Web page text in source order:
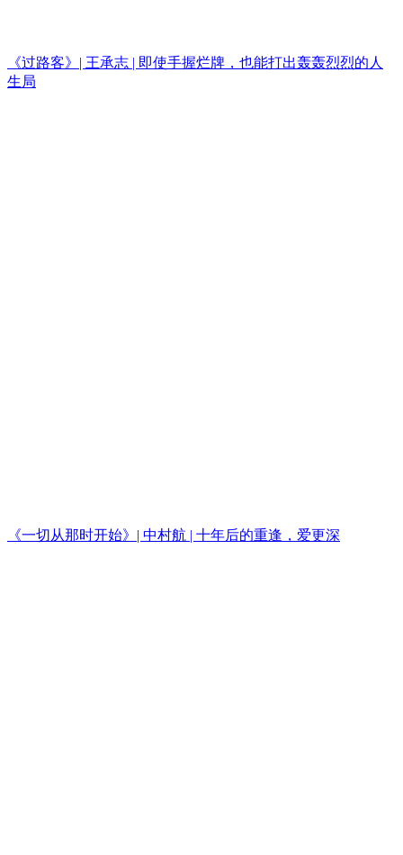
《过路客》| 王承志 | 即使手握烂牌，也能打出轰轰烈烈的人
生局
《一切从那时开始》| 中村航 | 十年后的重逢，爱更深